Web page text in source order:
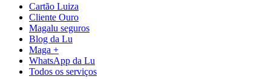
Cartão Luiza
Cliente Ouro
Magalu seguros
Blog da Lu
Maga +
WhatsApp da Lu
Todos os serviços